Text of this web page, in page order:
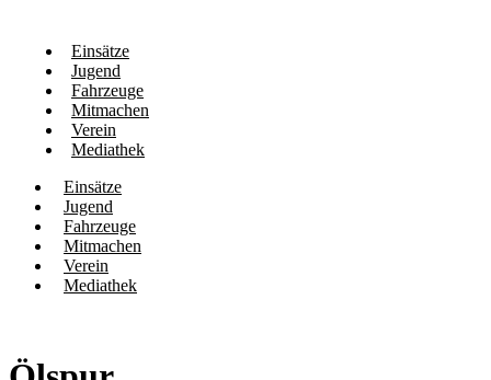
Einsätze
Jugend
Fahrzeuge
Mitmachen
Verein
Mediathek
Einsätze
Jugend
Fahrzeuge
Mitmachen
Verein
Mediathek